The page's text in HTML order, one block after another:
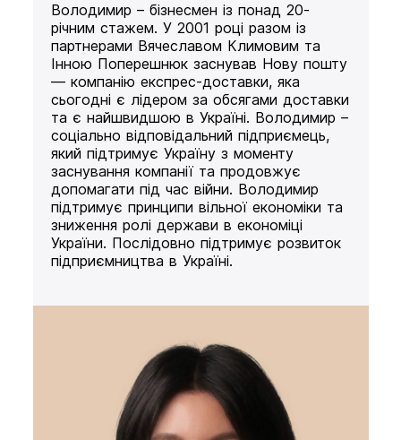
Володимир – бізнесмен із понад 20-
річним стажем. У 2001 році разом із
партнерами Вячеславом Климовим та
Інною Поперешнюк заснував Нову пошту
— компанію експрес-доставки, яка
сьогодні є лідером за обсягами доставки
та є найшвидшою в Україні. Володимир –
соціально відповідальний підприємець,
який підтримує Україну з моменту
заснування компанії та продовжує
допомагати під час війни. Володимир
підтримує принципи вільної економіки та
зниження ролі держави в економіці
України. Послідовно підтримує розвиток
підприємництва в Україні.